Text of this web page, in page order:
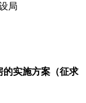
局
的实施方案（征求